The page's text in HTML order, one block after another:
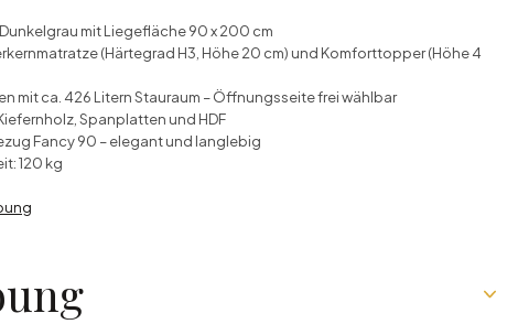
mit Liegefläche 90 x 200 cm
(Härtegrad H3, Höhe 20 cm) und Komforttopper (Höhe 4
mit ca. 426 Litern Stauraum – Öffnungsseite frei wählbar
Spanplatten und HDF
Fancy 90 – elegant und langlebig
120 kg